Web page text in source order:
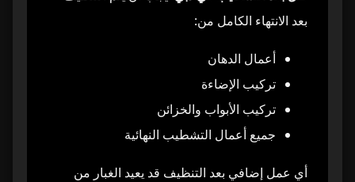
بعد الانتهاء الكامل من:
أعمال الدهان
تركيب الإضاءة
تركيب الأبواب والخزائن
جميع أعمال التشطيب النهائية
أي عمل إضافي بعد التنظيف قد يعيد الغبار من